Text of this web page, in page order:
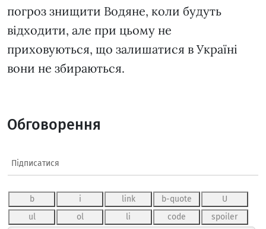
погроз знищити Водяне, коли будуть
відходити, але при цьому не
приховуються, що залишатися в Україні
вони не збираються.
Обговорення
Підписатися